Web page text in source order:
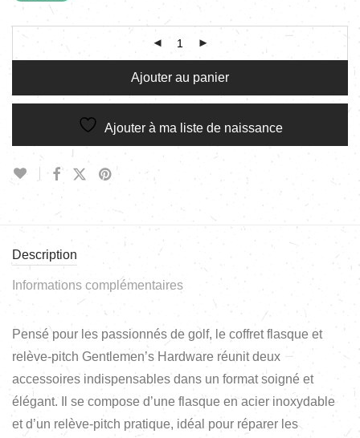
Ajouter au panier
Ajouter à ma liste de naissance
Description
Informations complémentaires
Pensé pour les passionnés de golf, le coffret flasque et
relève-pitch Gentlemen’s Hardware réunit deux
accessoires indispensables dans un format soigné et
élégant. Il se compose d’une flasque en acier inoxydable
et d’un relève-pitch pratique, idéal pour réparer les